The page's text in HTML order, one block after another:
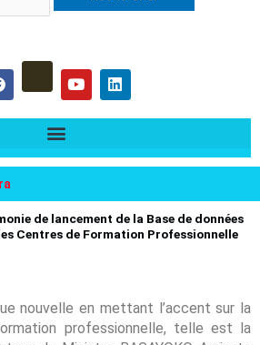
Y
o
u
t
e
L
i
n
k
i
de lancement de la Base de données
Centres de Formation Professionnelle
nouvelle en mettant l’accent sur la
professionnelle, telle est la